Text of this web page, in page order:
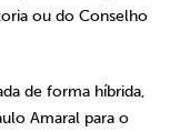
ou do Conselho
de forma híbrida,
Amaral para o